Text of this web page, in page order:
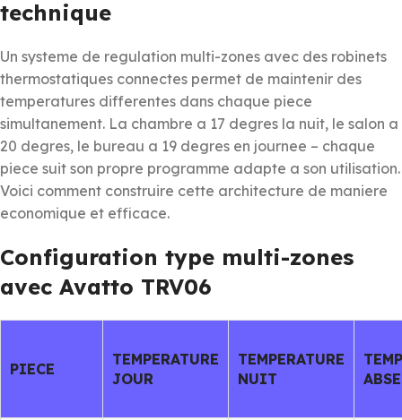
technique
Un systeme de regulation multi-zones avec des robinets
thermostatiques connectes permet de maintenir des
temperatures differentes dans chaque piece
simultanement. La chambre a 17 degres la nuit, le salon a
20 degres, le bureau a 19 degres en journee – chaque
piece suit son propre programme adapte a son utilisation.
Voici comment construire cette architecture de maniere
economique et efficace.
Configuration type multi-zones
avec Avatto TRV06
PIECE
TEMPERATURE
JOUR
TEMPERATURE
NUIT